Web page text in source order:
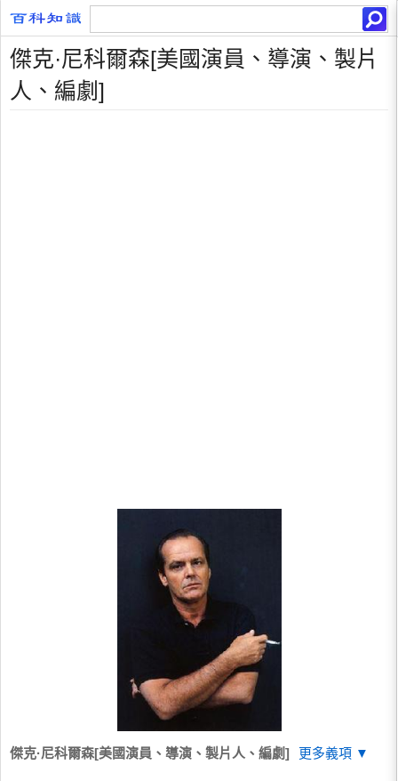
傑克·尼科爾森[美國演員、導演、製片
人、編劇]
傑克·尼科爾森[美國演員、導演、製片人、編劇] 更多義項 ▼